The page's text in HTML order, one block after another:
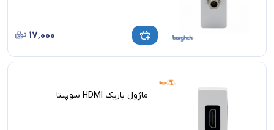
۱۷٬۰۰۰
ماژول باریک HDMI سوپیتا